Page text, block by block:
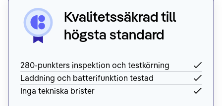
Kvalitetssäkrad till
högsta standard
280-punkters inspektion och testkörning
Laddning och batterifunktion testad
Inga tekniska brister